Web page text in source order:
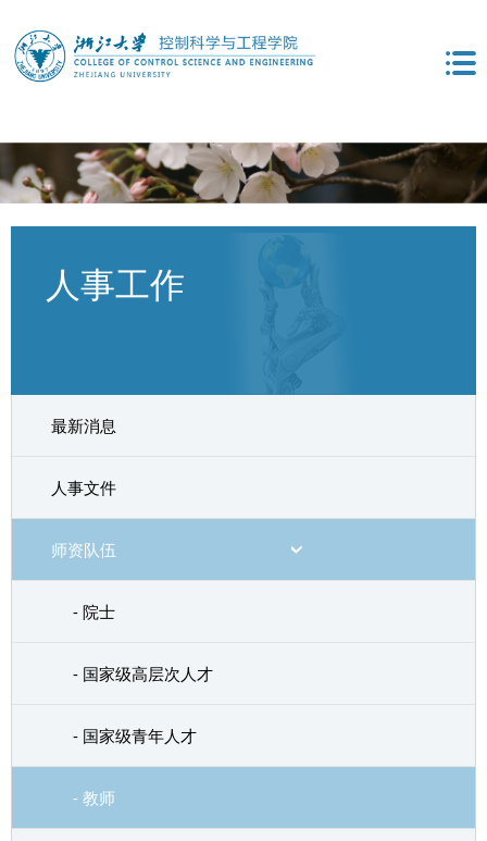
人事工作
最新消息
人事文件
师资队伍
- 院士
- 国家级高层次人才
- 国家级青年人才
- 教师